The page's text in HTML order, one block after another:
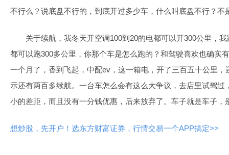
不行么？说底盘不行的，到底开过多少车，什么叫底盘不行？不
关于续航，我冬天开空调100到20的电都可以开300公里，
都可以跑300多公里，你那个车是怎么跑的？和驾驶喜欢也确实
一个月了，香到飞起，中配ev，这一箱电，开了三百五十公里
示还有两百多续航。一台车怎么会有这么大争议，去店里试驾
小的差距，而且没有一分钱优惠，后来放弃了。车子就是车子，
想炒股，先开户！选东方财富证券，行情交易一个APP搞定>>